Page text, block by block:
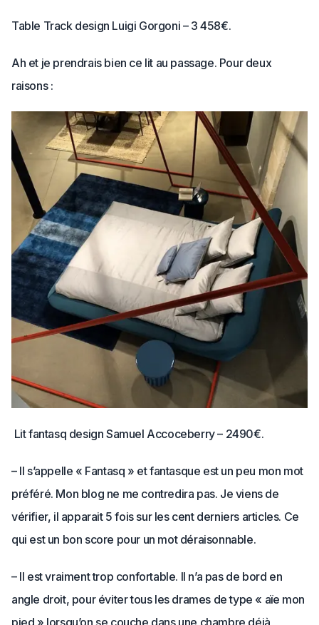
Table Track design Luigi Gorgoni – 3 458€.
Ah et je prendrais bien ce lit au passage. Pour deux
raisons :
Lit fantasq design Samuel Accoceberry – 2490€.
– Il s’appelle « Fantasq » et fantasque est un peu mon mot
préféré. Mon blog ne me contredira pas. Je viens de
vérifier, il apparait 5 fois sur les cent derniers articles. Ce
qui est un bon score pour un mot déraisonnable.
– Il est vraiment trop confortable. Il n’a pas de bord en
angle droit, pour éviter tous les drames de type « aïe mon